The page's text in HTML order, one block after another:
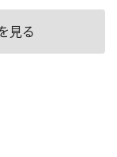
見る